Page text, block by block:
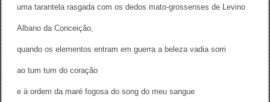
r
l
e
uma tarantela rasgada com os dedos mato-grossenses de Levino
Albano da Conceição,
quando os elementos entram em guerra a beleza vadia sorri
ao tum tum do coração
e à ordem da maré fogosa do song do meu sangue